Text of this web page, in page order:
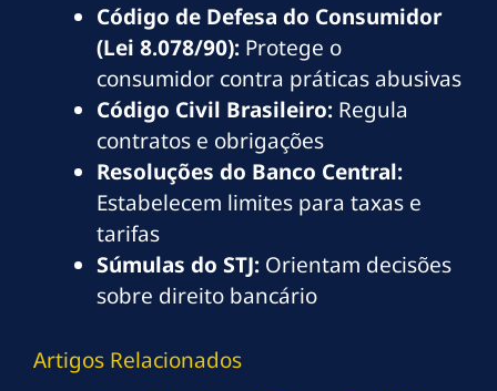
Código de Defesa do Consumidor
(Lei 8.078/90): Protege o
consumidor contra práticas abusivas
Código Civil Brasileiro: Regula
contratos e obrigações
Resoluções do Banco Central:
Estabelecem limites para taxas e
tarifas
Súmulas do STJ: Orientam decisões
sobre direito bancário
Artigos Relacionados